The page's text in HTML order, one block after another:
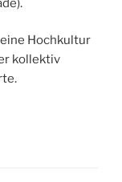
Hochkultur
kollektiv